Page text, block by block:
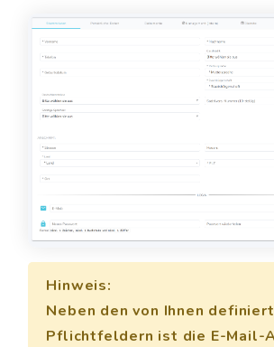
Hinweis:
Neben den von Ihnen
Pflichtfeldern ist die E-Mail-